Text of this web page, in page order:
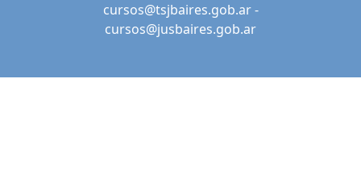
cursos@tsjbaires.gob.ar-
cursos@jusbaires.gob.ar